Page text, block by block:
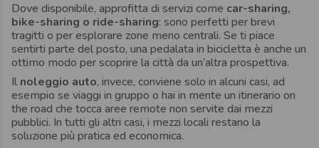
Dove disponibile, approfitta di servizi come car-sharing,
bike-sharing o ride-sharing: sono perfetti per brevi
tragitti o per esplorare zone meno centrali. Se ti piace
sentirti parte del posto, una pedalata in bicicletta è anche un
ottimo modo per scoprire la città da un’altra prospettiva.
Il noleggio auto, invece, conviene solo in alcuni casi, ad
esempio se viaggi in gruppo o hai in mente un itinerario on
the road che tocca aree remote non servite dai mezzi
pubblici. In tutti gli altri casi, i mezzi locali restano la
soluzione più pratica ed economica.